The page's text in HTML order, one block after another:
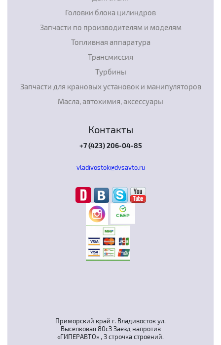
Приморский край г. Владивосток ул.
Выселковая 80с3 Заезд напротив
«ГИПЕРАВТО» , 3 строчка строений.
Головки блока цилиндров
Запчасти по производителям и моделям
Топливная аппаратура
Трансмиссия
Турбины
Запчасти для крановых установок и манипуляторов
Масла, автохимия, аксессуары
Контакты
+7 (423) 206-04-85
vladivostok@dvsavto.ru